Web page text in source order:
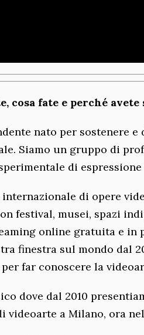
fate e perché avete
nato per sostenere e
Siamo un gruppo di
di
di opere
festival, musei, spazi
online gratuita e in
finestra sul mondo dal
far conoscere la
dove dal 2010
a Milano, ora